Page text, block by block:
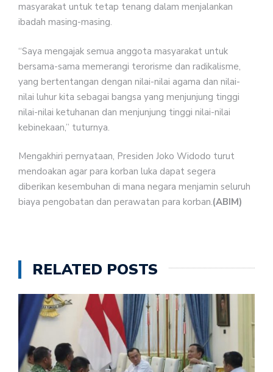
masyarakat untuk tetap tenang dalam menjalankan
ibadah masing-masing.
“Saya mengajak semua anggota masyarakat untuk
bersama-sama memerangi terorisme dan radikalisme,
yang bertentangan dengan nilai-nilai agama dan nilai-
nilai luhur kita sebagai bangsa yang menjunjung tinggi
nilai-nilai ketuhanan dan menjunjung tinggi nilai-nilai
kebinekaan,” tuturnya.
Mengakhiri pernyataan, Presiden Joko Widodo turut
mendoakan agar para korban luka dapat segera
diberikan kesembuhan di mana negara menjamin seluruh
biaya pengobatan dan perawatan para korban.(ABIM)
RELATED POSTS